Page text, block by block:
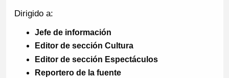
Dirigido a:
Jefe de información
Editor de sección Cultura
Editor de sección Espectáculos
Reportero de la fuente